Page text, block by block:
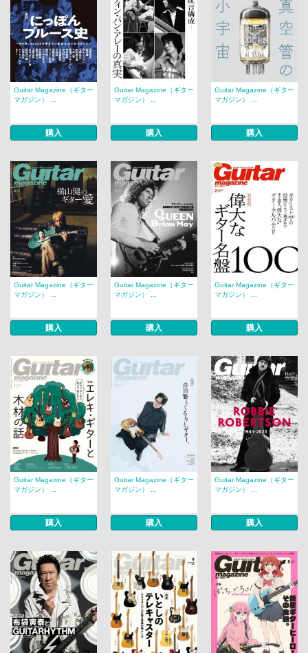
Guitar Magazine（ギター
マガジン） ...
購入
Guitar Magazine（ギター
マガジン） ...
購入
Guitar Magazine（ギター
マガジン） ...
購入
Guitar Magazine（ギター
マガジン） ...
購入
Guitar Magazine（ギター
マガジン） ...
購入
Guitar Magazine（ギター
マガジン） ...
購入
Guitar Magazine（ギター
マガジン） ...
購入
Guitar Magazine（ギター
マガジン） ...
購入
Guitar Magazine（ギター
マガジン） ...
購入